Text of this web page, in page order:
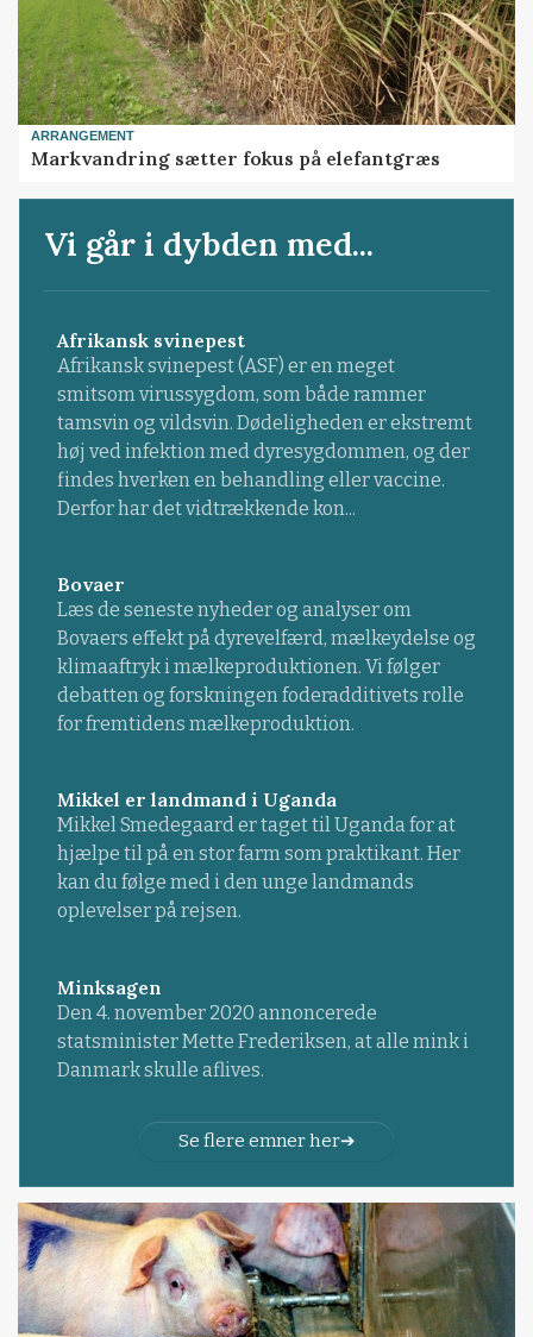
ARRANGEMENT
Markvandring sætter fokus på elefantgræs
Vi går i dybden med...
Afrikansk svinepest
Afrikansk svinepest (ASF) er en meget
smitsom virussygdom, som både rammer
tamsvin og vildsvin. Dødeligheden er ekstremt
høj ved infektion med dyresygdommen, og der
findes hverken en behandling eller vaccine.
Derfor har det vidtrækkende kon...
Bovaer
Læs de seneste nyheder og analyser om
Bovaers effekt på dyrevelfærd, mælkeydelse og
klimaaftryk i mælkeproduktionen. Vi følger
debatten og forskningen foderadditivets rolle
for fremtidens mælkeproduktion.
Mikkel er landmand i Uganda
Mikkel Smedegaard er taget til Uganda for at
hjælpe til på en stor farm som praktikant. Her
kan du følge med i den unge landmands
oplevelser på rejsen.
Minksagen
Den 4. november 2020 annoncerede
statsminister Mette Frederiksen, at alle mink i
Danmark skulle aflives.
Se flere emner her